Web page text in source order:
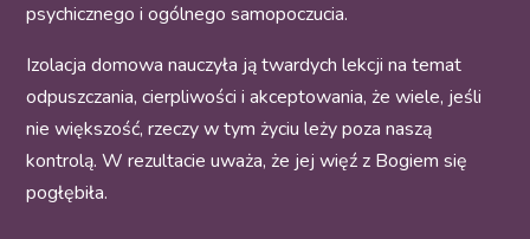
psychicznego i ogólnego samopoczucia.
Izolacja domowa nauczyła ją twardych lekcji na temat
odpuszczania, cierpliwości i akceptowania, że wiele, jeśli
nie większość, rzeczy w tym życiu leży poza naszą
kontrolą. W rezultacie uważa, że jej więź z Bogiem się
pogłębiła.